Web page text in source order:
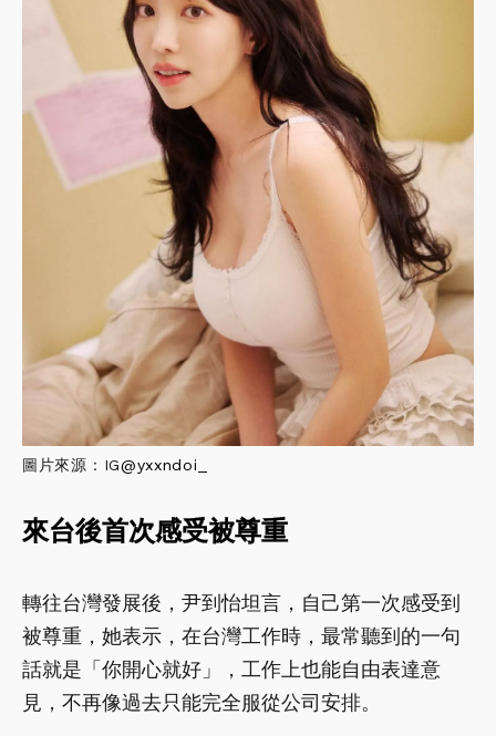
圖片來源：IG@yxxndoi_
來台後首次感受被尊重
轉往台灣發展後，尹到怡坦言，自己第一次感受到
被尊重，她表示，在台灣工作時，最常聽到的一句
話就是「你開心就好」，工作上也能自由表達意
見，不再像過去只能完全服從公司安排。